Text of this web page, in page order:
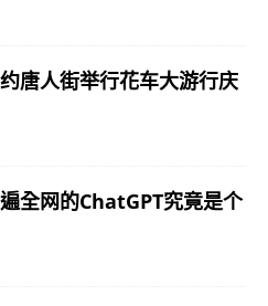
约唐人街举行花车大游行庆
遍全网的ChatGPT究竟是个